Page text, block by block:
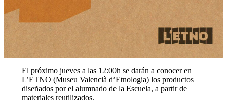
El próximo jueves a las 12:00h se darán a conocer en
L’ETNO (Museu Valencià d’Etnologia) los productos
diseñados por el alumnado de la Escuela, a partir de
materiales reutilizados.